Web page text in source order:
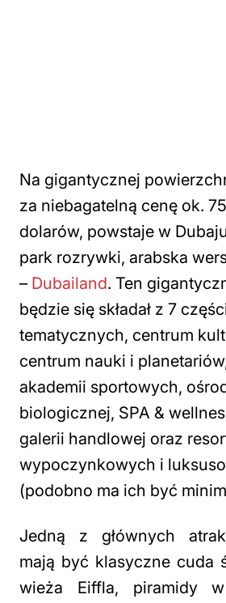
Na gigantycznej
za niebagatelną cenę ok.
dolarów, powstaje w
park rozrywki, arabska
– Dubailand. Ten
będzie się składał z 7
tematycznych, centrum
centrum nauki i
akademii sportowych,
biologicznej, SPA &
galerii handlowej oraz
wypoczynkowych i
(podobno ma ich być
Jedną z głównych
mają być klasyczne cuda
wieża Eiffla, piramidy